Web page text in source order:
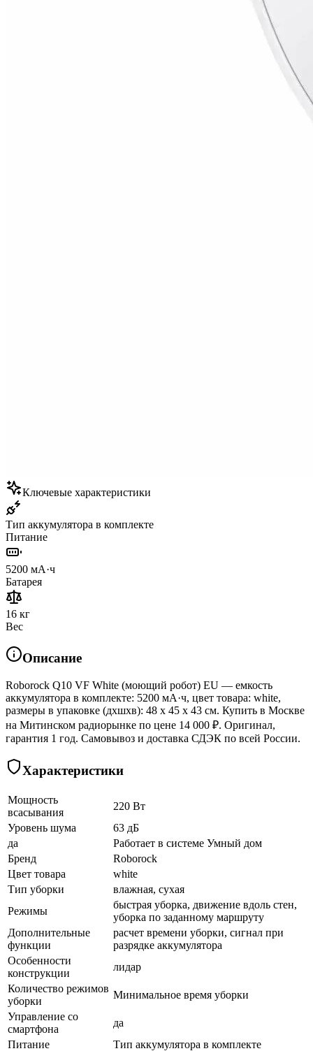
Ключевые характеристики
Тип аккумулятора в комплекте
Питание
5200 мА·ч
Батарея
16 кг
Вес
Описание
Roborock Q10 VF White (моющий робот) EU — емкость
аккумулятора в комплекте: 5200 мА·ч, цвет товара: white,
размеры в упаковке (дхшхв): 48 x 45 x 43 см. Купить в Москве
на Митинском радиорынке по цене 14 000 ₽. Оригинал,
гарантия 1 год. Самовывоз и доставка СДЭК по всей России.
Характеристики
Мощность
всасывания
220 Вт
Уровень шума
63 дБ
да
Работает в системе Умный дом
Бренд
Roborock
Цвет товара
white
Тип уборки
влажная, сухая
Режимы
быстрая уборка, движение вдоль стен,
уборка по заданному маршруту
Дополнительные
функции
расчет времени уборки, сигнал при
разрядке аккумулятора
Особенности
конструкции
лидар
Количество режимов
уборки
Минимальное время уборки
Управление со
смартфона
да
Питание
Тип аккумулятора в комплекте